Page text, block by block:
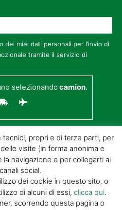
dei miei dati personali per l’invio di
tramite il servizio di
selezionandocamion.
EDITRICE S.R.L. | P.IVA
propri e di terze parti, per
visite (in forma anonima e
la navigazione e per collegarti ai
social.
dei cookie in questo sito, o
di alcuni di essi, clicca qui.
scorrendo questa pagina o